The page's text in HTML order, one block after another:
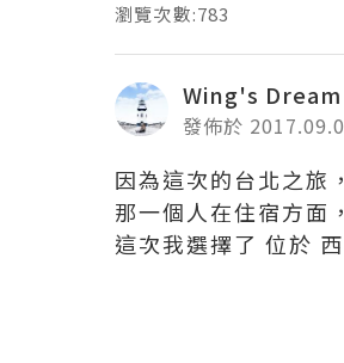
瀏覽次數:783
Wing's
發佈於
因為這次的台北之旅
那一個人在住宿方面
這次我選擇了 位於